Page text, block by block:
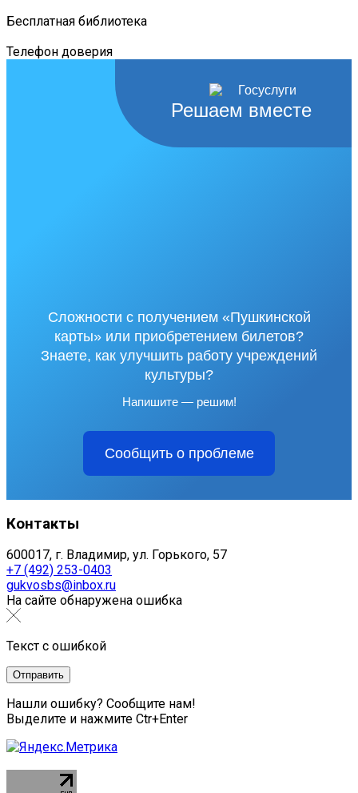
Бесплатная библиотека
Телефон доверия
Решаем вместе
Сложности с получением «Пушкинской
карты» или приобретением билетов?
Знаете, как улучшить работу учреждений
культуры?
Напишите — решим!
Сообщить о проблеме
Контакты
600017, г. Владимир, ул. Горького, 57
+7 (492) 253-0403
gukvosbs@inbox.ru
На сайте обнаружена ошибка
Текст с ошибкой
Нашли ошибку? Сообщите нам!
Выделите и нажмите Ctr+Enter